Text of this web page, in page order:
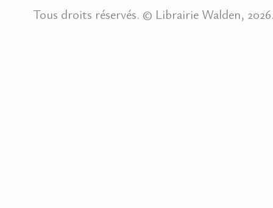
Tous droits réservés. © Librairie Walden,